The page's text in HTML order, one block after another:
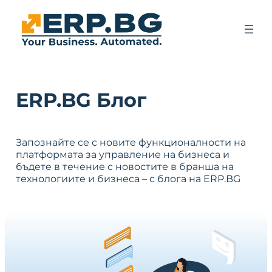
ERP.BG Блог
Запознайте се с новите функционалности на
платформата за управление на бизнеса и
бъдете в течение с новостите в бранша на
технологиите и бизнеса – с блога на ERP.BG